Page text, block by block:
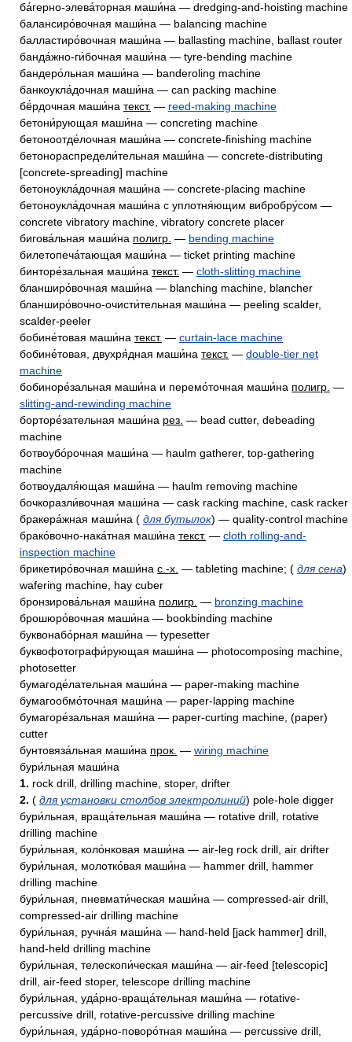
ба́герно-элева́торная маши́на — dredging-and-hoisting machine
балансиро́вочная маши́на — balancing machine
балластиро́вочная маши́на — ballasting machine, ballast router
банда́жно-ги́бочная маши́на — tyre-bending machine
бандеро́льная маши́на — banderoling machine
банкоукла́дочная маши́на — can packing machine
бё́рдочная маши́на текст. — reed-making machine
бетони́рующая маши́на — concreting machine
бетоноотде́лочная маши́на — concrete-finishing machine
бетонораспредели́тельная маши́на — concrete-distributing
[concrete-spreading] machine
бетоноукла́дочная маши́на — concrete-placing machine
бетоноукла́дочная маши́на с уплотня́ющим вибробру́сом —
concrete vibratory machine, vibratory concrete placer
бигова́льная маши́на полигр. — bending machine
билетопеча́тающая маши́на — ticket printing machine
бинторе́зальная маши́на текст. — cloth-slitting machine
бланширо́вочная маши́на — blanching machine, blancher
бланширо́вочно-очисти́тельная маши́на — peeling scalder,
scalder-peeler
бобине́товая маши́на текст. — curtain-lace machine
бобине́товая, двухря́дная маши́на текст. — double-tier net
machine
бобиноре́зальная маши́на и перемо́точная маши́на полигр. —
slitting-and-rewinding machine
борторе́зательная маши́на рез. — bead cutter, debeading
machine
ботвоубо́рочная маши́на — haulm gatherer, top-gathering
machine
ботвоудаля́ющая маши́на — haulm removing machine
бочкоразли́вочная маши́на — cask racking machine, cask racker
бракера́жная маши́на ( для бутылок) — quality-control machine
брако́вочно-нака́тная маши́на текст. — cloth rolling-and-
inspection machine
брикетиро́вочная маши́на с.-х. — tableting machine; ( для сена)
wafering machine, hay cuber
бронзирова́льная маши́на полигр. — bronzing machine
брошюро́вочная маши́на — bookbinding machine
буквонабо́рная маши́на — typesetter
буквофотографи́рующая маши́на — photocomposing machine,
photosetter
бумагоде́лательная маши́на — paper-making machine
бумагообмо́точная маши́на — paper-lapping machine
бумагоре́зальная маши́на — paper-curting machine, (paper)
cutter
бунтовяза́льная маши́на прок. — wiring machine
бури́льная маши́на
1. rock drill, drilling machine, stoper, drifter
2. ( для установки столбов электролиний) pole-hole digger
бури́льная, враща́тельная маши́на — rotative drill, rotative
drilling machine
бури́льная, коло́нковая маши́на — air-leg rock drill, air drifter
бури́льная, молотко́вая маши́на — hammer drill, hammer
drilling machine
бури́льная, пневмати́ческая маши́на — compressed-air drill,
compressed-air drilling machine
бури́льная, ручна́я маши́на — hand-held [jack hammer] drill,
hand-held drilling machine
бури́льная, телескопи́ческая маши́на — air-feed [telescopic]
drill, air-feed stoper, telescope drilling machine
бури́льная, уда́рно-враща́тельная маши́на — rotative-
percussive drill, rotative-percussive drilling machine
бури́льная, уда́рно-поворо́тная маши́на — percussive drill,